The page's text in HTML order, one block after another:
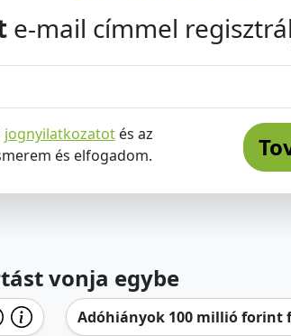
e-mail címmel
jognyilatkozatotés az
és elfogadom.
vonja egybe
Adóhiányok 100 millió forint